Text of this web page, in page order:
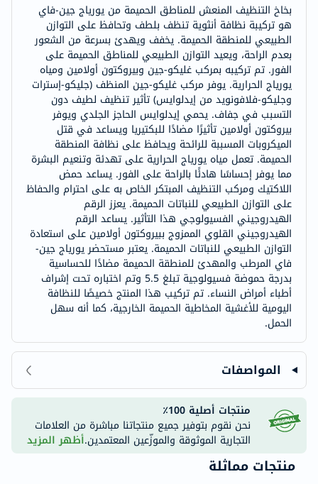
بخاخ التنظيف المنعش للمناطق الحميمة من يورياج جين-فاي
هو تركيبة نظافة أنثوية تنظف بلطف وتحافظ على التوازن
الطبيعي للمنطقة الحميمة. يخفف ويهدئ بسرعة من الشعور
بعدم الراحة، ويعيد التوازن الطبيعي للمناطق الحميمة على
الفور. تم تركيبه بمركب غليكو-جين وبيروكتون أولامين ومياه
يورياج الحرارية. يوفر مركب غليكو-جين المنظف (جليكو-إسترات
وجليكو-فلافونويد من إيدلوايس) تأثير تنظيف لطيف دون
التسبب في جفاف. يحمي إيدلوايس الحاجز الجلدي ويوفر
بيروكتون أولامين تأثيرًا مضادًا للبكتيريا ويساعد في قتل
الميكروبات المسببة للرائحة ويحافظ على نظافة المنطقة
الحميمة. تعمل مياه يورياج الحرارية على تهدئة وتنعيم البشرة
مما يوفر إحساسًا هادئًا بالراحة على الفور. يساعد حمض
اللاكتيك ومركب التنظيف المبتكر الخاص به على احترام والحفاظ
على التوازن الطبيعي للنباتات الحميمة. يعزز الرقم
الهيدروجيني الفسيولوجي هذا التأثير. يساعد الرقم
الهيدروجيني القلوي الممزوج ببيروكتون أولامين على استعادة
التوازن الطبيعي للنباتات الحميمة. يعتبر مستحضر يورياج جين-
فاي المرطب والمهدئ للمنطقة الحميمة مضادًا للحساسية
بدرجة حموضة فسيولوجية تبلغ 5.5 وتم اختباره تحت إشراف
أطباء أمراض النساء. تم تركيب هذا المنتج خصيصًا للنظافة
اليومية للأغشية المخاطية الحميمة الخارجية، كما أنه سهل
الحمل.
المواصفات
منتجات أصلية 100٪
نحن نقوم بتوفير جميع منتجاتنا مباشرة من العلامات
التجارية الموثوقة والموزّعين المعتمدين.أظهر المزيد
منتجات مماثلة